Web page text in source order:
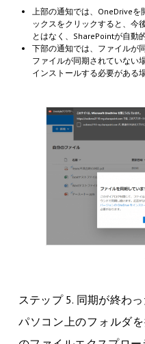
上部の通知では、OneDrive
ックスをクリックすると、今
とはなく、SharePointが自動
下部の通知では、ファイルが
ファイルが同期されていない
インストールする必要がある
ステップ 5. 同期が終わ
パソコン上のフォルダ